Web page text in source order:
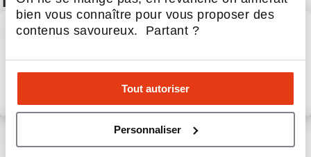
bien vous connaître pour vous proposer des
contenus savoureux. Partant ?
Tout autoriser
Personnaliser
Convention 2026
21 Juil 2026Restauration
Le service traiteur du 17.45 :
une belle opportunité pour